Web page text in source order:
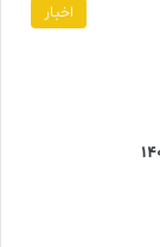
اخبار